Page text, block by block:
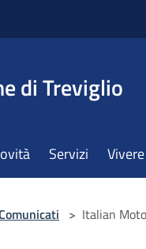
di Treviglio
Servizi
> Italian